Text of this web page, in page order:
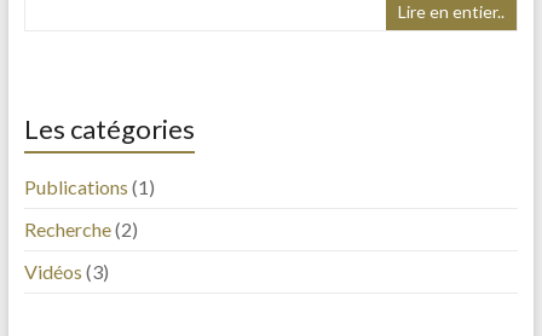
Lire en entier..
Les catégories
Publications (1)
Recherche(2)
Vidéos (3)